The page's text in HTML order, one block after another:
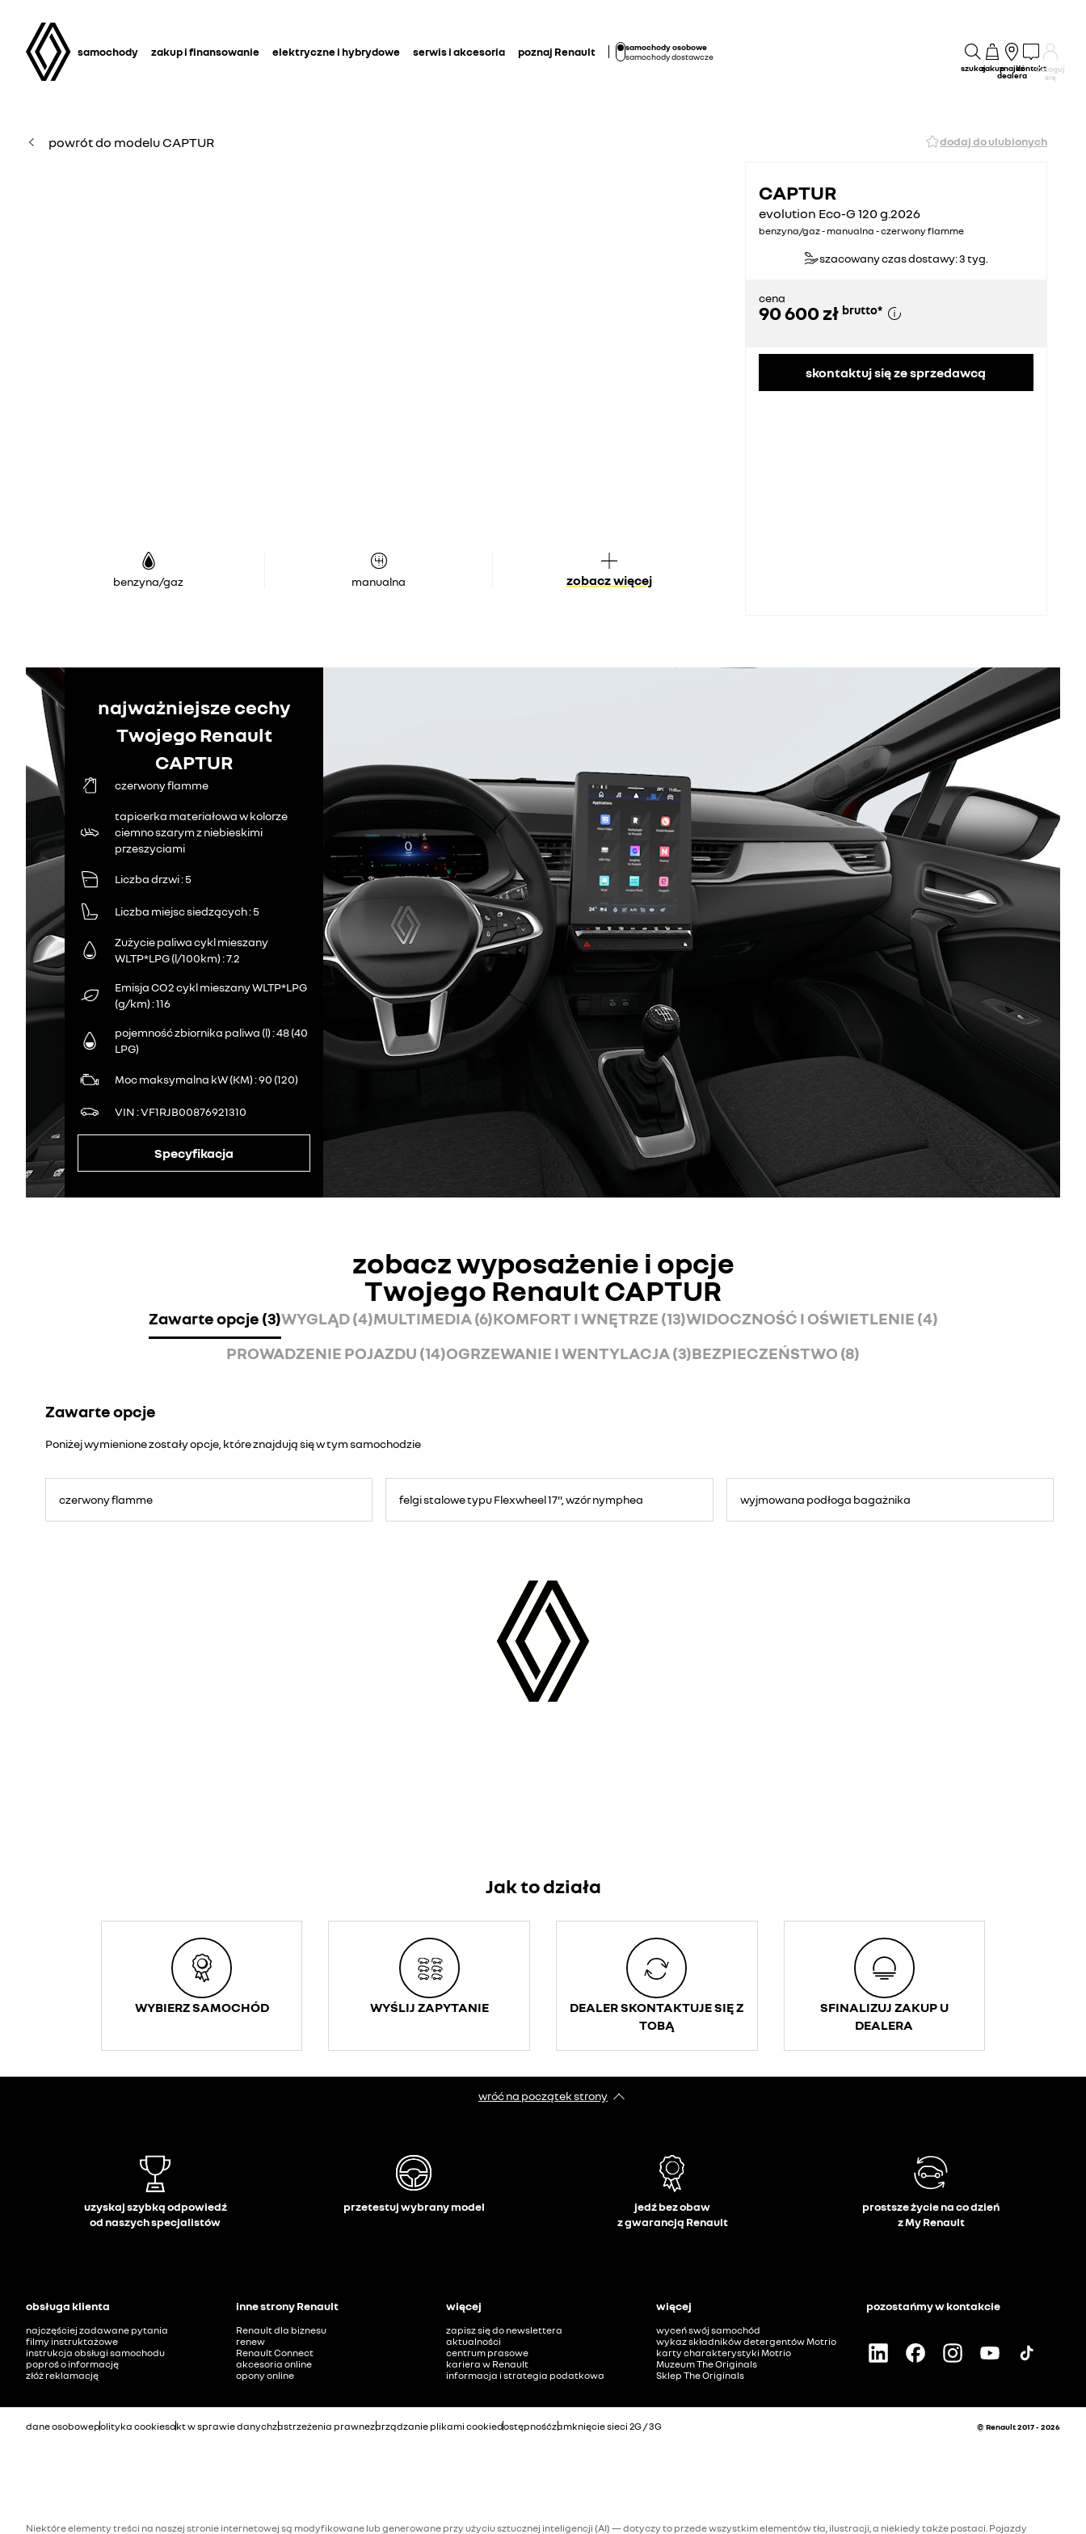
samochody zakup i finansowanie elektryczne i hybrydowe serwis i akcesoria poznaj Renault
samochody osobowe
samochody dostawcze
szukajzakupznajdź
dealera
kontaktZaloguj
się
powrót do modelu CAPTUR dodaj do ulubionych
benzyna/gaz manualna zobacz więcej
CAPTUR
evolution Eco-G 120 g.2026
benzyna/gaz - manualna - czerwony flamme
szacowany czas dostawy: 3 tyg.
cena
90 600 zł brutto*
skontaktuj się ze sprzedawcą
najważniejsze cechy
Twojego Renault
CAPTUR
czerwony flamme
tapicerka materiałowa w kolorze
ciemno szarym z niebieskimi
przeszyciami
Liczba drzwi 5
Liczba miejsc siedzących 5
Zużycie paliwa cykl mieszany
WLTP*LPG (l/100km) 7.2
Emisja CO2 cykl mieszany WLTP*LPG
(g/km) 116
pojemność zbiornika paliwa (l) 48 (40
LPG)
Moc maksymalna kW (KM) 90 (120)
VIN VF1RJB00876921310
Specyfikacja
zobacz wyposażenie i opcje
Twojego Renault CAPTUR
Zawarte opcje (3)WYGLĄD (4)MULTIMEDIA (6)KOMFORT I WNĘTRZE (13)WIDOCZNOŚĆ I OŚWIETLENIE (4)
PROWADZENIE POJAZDU (14)OGRZEWANIE I WENTYLACJA (3)BEZPIECZEŃSTWO (8)
Zawarte opcje
Poniżej wymienione zostały opcje, które znajdują się w tym samochodzie
czerwony flamme felgi stalowe typu Flexwheel 17", wzór nymphea wyjmowana podłoga bagażnika
Jak to działa
WYBIERZ SAMOCHÓD WYŚLIJ ZAPYTANIE
DEALER SKONTAKTUJE SIĘ Z
TOBĄ
SFINALIZUJ ZAKUP U
DEALERA
wróć na początek strony
uzyskaj szybką odpowiedź
od naszych specjalistów
przetestuj wybrany model
jedź bez obaw
z gwarancją Renault
prostsze życie na co dzień
z My Renault
obsługa klienta
najczęściej zadawane pytania
filmy instruktażowe
instrukcja obsługi samochodu
poproś o informację
złóż reklamację
inne strony Renault
Renault dla biznesu
renew
Renault Connect
akcesoria online
opony online
więcej
zapisz się do newslettera
aktualności
centrum prasowe
kariera w Renault
informacja i strategia podatkowa
więcej
wyceń swój samochód
wykaz składników detergentów Motrio
karty charakterystyki Motrio
Muzeum The Originals
Sklep The Originals
pozostańmy w kontakcie
dane osobowepolityka cookiesakt w sprawie danychzastrzeżenia prawnezarządzanie plikami cookiedostępnośćzamknięcie sieci 2G / 3G © Renault 2017 - 2026
Niektóre elementy treści na naszej stronie internetowej są modyfikowane lub generowane przy użyciu sztucznej inteligencji (AI) — dotyczy to przede wszystkim elementów tła, ilustracji, a niekiedy także postaci. Pojazdy